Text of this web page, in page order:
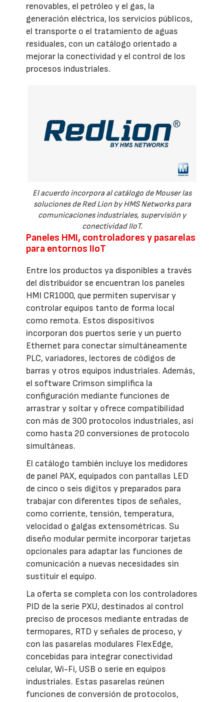
renovables, el petróleo y el gas, la
generación eléctrica, los servicios públicos,
el transporte o el tratamiento de aguas
residuales, con un catálogo orientado a
mejorar la conectividad y el control de los
procesos industriales.
El acuerdo incorpora al catálogo de Mouser las
soluciones de Red Lion by HMS Networks para
comunicaciones industriales, supervisión y
conectividad IIoT.
Paneles HMI, controladores y pasarelas
para entornos IIoT
Entre los productos ya disponibles a través
del distribuidor se encuentran los paneles
HMI CR1000, que permiten supervisar y
controlar equipos tanto de forma local
como remota. Estos dispositivos
incorporan dos puertos serie y un puerto
Ethernet para conectar simultáneamente
PLC, variadores, lectores de códigos de
barras y otros equipos industriales. Además,
el software Crimson simplifica la
configuración mediante funciones de
arrastrar y soltar y ofrece compatibilidad
con más de 300 protocolos industriales, así
como hasta 20 conversiones de protocolo
simultáneas.
El catálogo también incluye los medidores
de panel PAX, equipados con pantallas LED
de cinco o seis dígitos y preparados para
trabajar con diferentes tipos de señales,
como corriente, tensión, temperatura,
velocidad o galgas extensométricas. Su
diseño modular permite incorporar tarjetas
opcionales para adaptar las funciones de
comunicación a nuevas necesidades sin
sustituir el equipo.
La oferta se completa con los controladores
PID de la serie PXU, destinados al control
preciso de procesos mediante entradas de
termopares, RTD y señales de proceso, y
con las pasarelas modulares FlexEdge,
concebidas para integrar conectividad
celular, Wi-Fi, USB o serie en equipos
industriales. Estas pasarelas reúnen
funciones de conversión de protocolos,